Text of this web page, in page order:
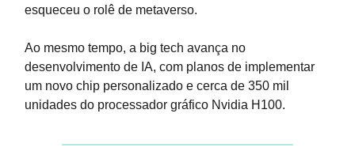
esqueceu o rolê de metaverso.
Ao mesmo tempo, a big tech avança no
desenvolvimento de IA, com planos de implementar
um novo chip personalizado e cerca de 350 mil
unidades do processador gráfico Nvidia H100.